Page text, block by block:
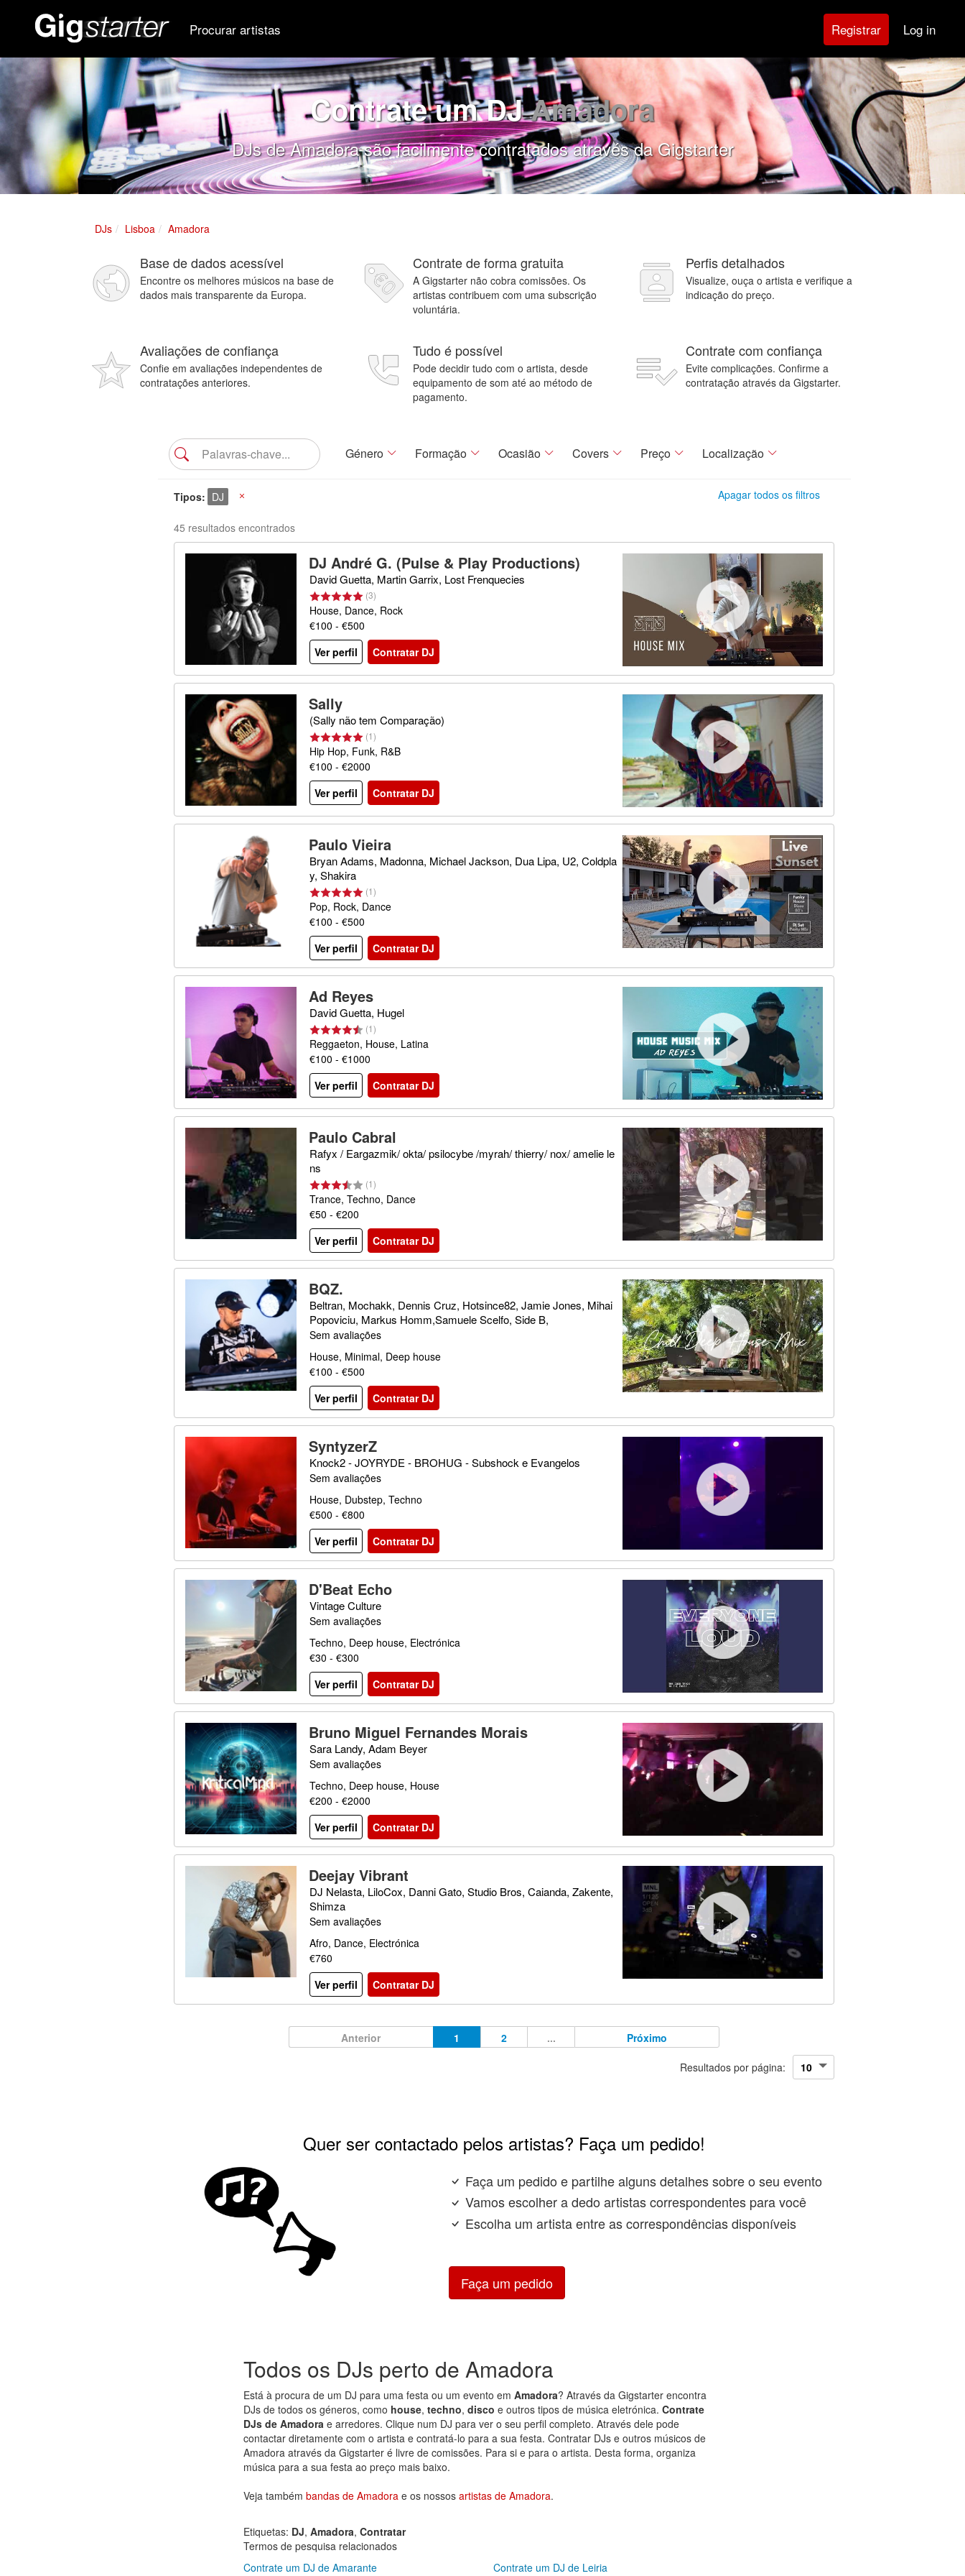
Procurar artistas Registrar Log in
Contrate um DJAmadora
DJs de Amadora são facilmente contratados através da Gigstarter
DJs Lisboa Amadora
Base de dados acessível
Encontre os melhores músicos na base de
dados mais transparente da Europa.
Contrate de forma gratuita
A Gigstarter não cobra comissões. Os
artistas contribuem com uma subscrição
voluntária.
Perfis detalhados
Visualize, ouça o artista e verifique a
indicação do preço.
Avaliações de confiança
Confie em avaliações independentes de
contratações anteriores.
Tudo é possível
Pode decidir tudo com o artista, desde
equipamento de som até ao método de
pagamento.
Contrate com confiança
Evite complicações. Confirme a
contratação através da Gigstarter.
Género Formação Ocasião Covers Preço Localização
Apagar todos os filtros
Tipos DJ
45 resultados encontrados
DJ André G. (Pulse & Play Productions)
David Guetta, Martin Garrix, Lost Frenquecies
(3)
House, Dance, Rock
€100 - €500
Ver perfil
Contratar DJ
Sally
(Sally não tem Comparação)
(1)
Hip Hop, Funk, R&B
€100 - €2000
Ver perfil
Contratar DJ
Paulo Vieira
Bryan Adams, Madonna, Michael Jackson, Dua Lipa, U2, Coldpla
y, Shakira
(1)
Pop, Rock, Dance
€100 - €500
Ver perfil
Contratar DJ
Ad Reyes
David Guetta, Hugel
(1)
Reggaeton, House, Latina
€100 - €1000
Ver perfil
Contratar DJ
Paulo Cabral
Rafyx / Eargazmik/ okta/ psilocybe /myrah/ thierry/ nox/ amelie le
ns
(1)
Trance, Techno, Dance
€50 - €200
Ver perfil
Contratar DJ
BQZ.
Beltran, Mochakk, Dennis Cruz, Hotsince82, Jamie Jones, Mihai
Popoviciu, Markus Homm,Samuele Scelfo, Side B,
Sem avaliações
House, Minimal, Deep house
€100 - €500
Ver perfil
Contratar DJ
SyntyzerZ
Knock2 - JOYRYDE - BROHUG - Subshock e Evangelos
Sem avaliações
House, Dubstep, Techno
€500 - €800
Ver perfil
Contratar DJ
D'Beat Echo
Vintage Culture
Sem avaliações
Techno, Deep house, Electrónica
€30 - €300
Ver perfil
Contratar DJ
Bruno Miguel Fernandes Morais
Sara Landy, Adam Beyer
Sem avaliações
Techno, Deep house, House
€200 - €2000
Ver perfil
Contratar DJ
Deejay Vibrant
DJ Nelasta, LiloCox, Danni Gato, Studio Bros, Caianda, Zakente,
Shimza
Sem avaliações
Afro, Dance, Electrónica
€760
Ver perfil
Contratar DJ
Anterior 1 2 ... Próximo
Resultados por página:
Quer ser contactado pelos artistas? Faça um pedido!
Faça um pedido e partilhe alguns detalhes sobre o seu evento
Vamos escolher a dedo artistas correspondentes para você
Escolha um artista entre as correspondências disponíveis
Faça um pedido
Todos os DJs perto de Amadora
Está à procura de um DJ para uma festa ou um evento em Amadora? Através da Gigstarter encontra
DJs de todos os géneros, como house, techno, disco e outros tipos de música eletrónica. Contrate
DJs de Amadora e arredores. Clique num DJ para ver o seu perfil completo. Através dele pode
contactar diretamente com o artista e contratá-lo para a sua festa. Contratar DJs e outros músicos de
Amadora através da Gigstarter é livre de comissões. Para si e para o artista. Desta forma, organiza
música para a sua festa ao preço mais baixo.
Veja também bandas de Amadora e os nossos artistas de Amadora.
Etiquetas: DJ, Amadora, Contratar
Termos de pesquisa relacionados
Contrate um DJ de Amarante
Contrate um DJ de Leiria